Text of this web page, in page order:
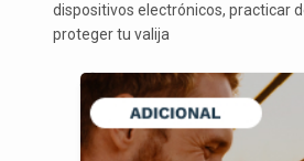
dispositivos electrónicos, practicar
proteger tu valija